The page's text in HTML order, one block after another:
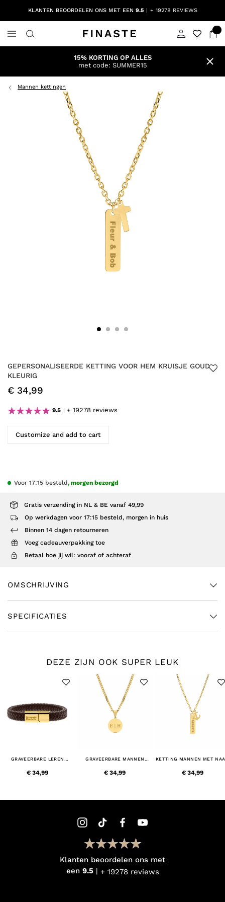
KLANTEN BEOORDELEN ONS MET EEN 9.5 + 19278 REVIEWS
15% KORTING OP ALLES
met code: SUMMER15
Mannen kettingen
GEPERSONALISEERDE KETTING VOOR HEM KRUISJE GOUD
KLEURIG
9.5 + 19278 reviews
Gratis verzending in NL & BE vanaf 49,99
Op werkdagen voor 17:15 besteld, morgen in huis
Binnen 14 dagen retourneren
Voeg cadeauverpakking toe
Betaal hoe jij wil: vooraf of achteraf
€ 34,99
Customize and add to cart
Voor 17:15 besteld, morgen bezorgd
OMSCHRIJVING
SPECIFICATIES
DEZE ZIJN OOK SUPER LEUK
GRAVEERBARE LEREN
€ 34,99
GRAVEERBARE MANNEN
€ 34,99
KETTING MANNEN MET
€ 34,99
Klanten beoordelen ons met
een 9.5 + 19278 reviews